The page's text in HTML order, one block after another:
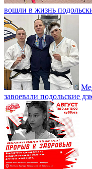
вошли в жизнь
завоевали подольские